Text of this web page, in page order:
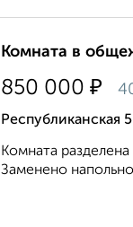
Комната в
850 000 ₽
Республиканская
Комната
Заменено